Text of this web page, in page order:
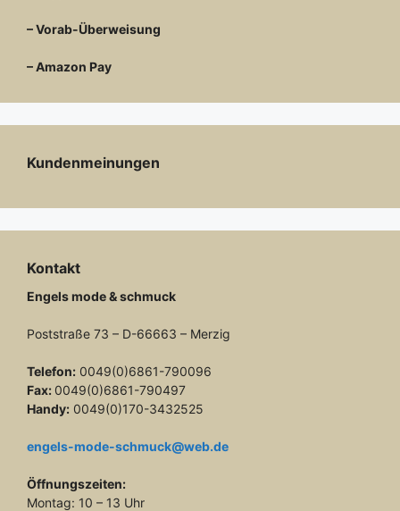
– Vorab-Überweisung
– Amazon Pay
Kundenmeinungen
Kontakt
Engels mode & schmuck
Poststraße 73 – D-66663 – Merzig
Telefon: 0049(0)6861-790096
Fax: 0049(0)6861-790497
Handy: 0049(0)170-3432525
engels-mode-schmuck@web.de
Öffnungszeiten:
Montag: 10 – 13 Uhr